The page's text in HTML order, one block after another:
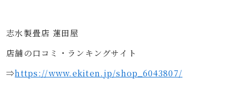
志水製畳店 蓮田屋
店舗の口コミ・ランキングサイト
⇒https://www.ekiten.jp/shop_6043807/